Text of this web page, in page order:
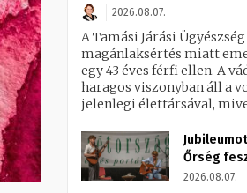
2026.08.07.
A Tamási Járási Ügyészség
magánlaksértés miatt
egy 43 éves férfi ellen. A
haragos viszonyban áll a
jelenlegi élettársával,
Őrség
2026.08.07.